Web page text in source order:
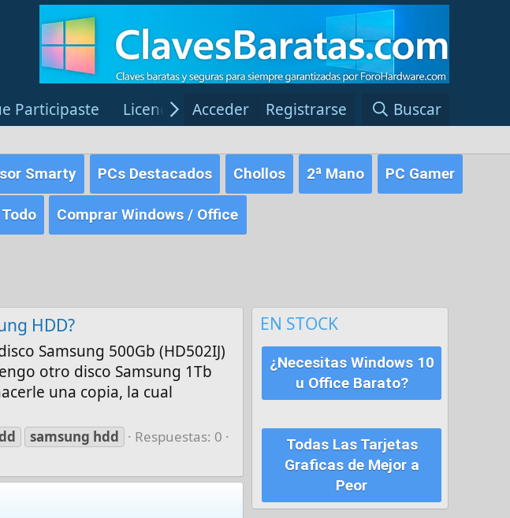
Participaste Licencias Windows Red Fansite.es
Acceder Registrarse Buscar
Smarty PCs Destacados Chollos 2ª Mano PC Gamer
Comprar Windows / Office
HDD?
Samsung 500Gb (HD502IJ)
otro disco Samsung 1Tb
una copia, la cual
samsung hdd
Respuestas: 0
EN STOCK
¿Necesitas Windows 10
u Office Barato?
Todas Las Tarjetas
Graficas de Mejor a
Peor